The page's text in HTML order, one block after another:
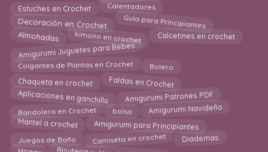
Estuches en Crochet Calentadores
Decoración en Crochet Guía para Principiantes
Almohadas kimono en crochet Calcetines en crochet
Amigurumi Juguetes para Bebes
Colgantes de Plantas en Crochet Bolero
Chaqueta en crochet Faldas en Crochet
Aplicaciones en ganchillo Amigurumi Patrones PDF
Bandolera en Crochet bolso Amigurumi Navideño
Mantel a crochet Amigurumi para Principiantes
Juegos de Baño Camiseta en crochet Diademas